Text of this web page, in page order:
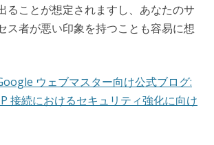
ることが想定されますし、あなたのサ
ス者が悪い印象を持つことも容易に想
ウェブマスター向け公式ブログ:
接続におけるセキュリティ強化に向け